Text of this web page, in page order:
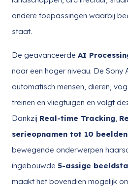
andere toepassingen waarbij
staat.
De geavanceerde AI
naar een hoger niveau. De Sony
automatisch mensen, dieren,
treinen en vliegtuigen en volgt
Dankzij Real-time Tracking
serieopnamen tot 10
bewegende onderwerpen
ingebouwde 5-assige
maakt het bovendien mogelijk